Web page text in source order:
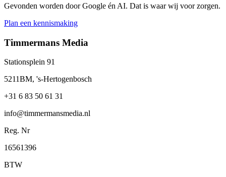
Gevonden worden door Google én AI. Dat is waar wij voor zorgen.
Plan een kennismaking
Timmermans Media
Stationsplein 91
5211BM, 's-Hertogenbosch
+31 6 83 50 61 31
info@timmermansmedia.nl
Reg. Nr
16561396
BTW